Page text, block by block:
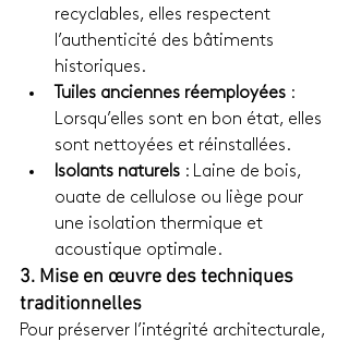
recyclables, elles respectent
l’authenticité des bâtiments
historiques.
Tuiles anciennes réemployées :
Lorsqu’elles sont en bon état, elles
sont nettoyées et réinstallées.
Isolants naturels : Laine de bois,
ouate de cellulose ou liège pour
une isolation thermique et
acoustique optimale.
3. Mise en œuvre des techniques
traditionnelles
Pour préserver l’intégrité architecturale,